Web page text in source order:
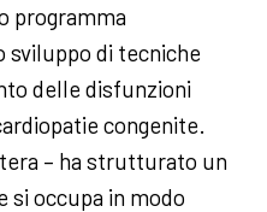
programma
sviluppo di tecniche
delle disfunzioni
congenite.
– ha strutturato un
si occupa in modo